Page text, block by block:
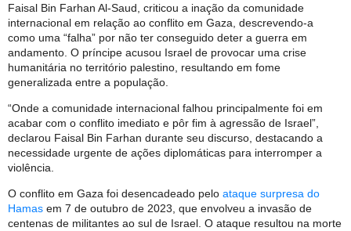
Faisal Bin Farhan Al-Saud, criticou a inação da comunidade
internacional em relação ao conflito em Gaza, descrevendo-a
como uma “falha” por não ter conseguido deter a guerra em
andamento. O príncipe acusou Israel de provocar uma crise
humanitária no território palestino, resultando em fome
generalizada entre a população.
“Onde a comunidade internacional falhou principalmente foi em
acabar com o conflito imediato e pôr fim à agressão de Israel”,
declarou Faisal Bin Farhan durante seu discurso, destacando a
necessidade urgente de ações diplomáticas para interromper a
violência.
O conflito em Gaza foi desencadeado pelo ataque surpresa do
Hamas em 7 de outubro de 2023, que envolveu a invasão de
centenas de militantes ao sul de Israel. O ataque resultou na morte